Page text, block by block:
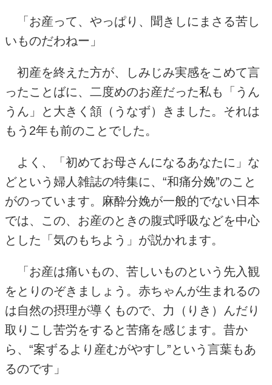
「お産って、やっぱり、聞きしにまさる苦し
いものだわねー」
初産を終えた方が、しみじみ実感をこめて言
ったことばに、二度めのお産だった私も「うん
うん」と大きく頷（うなず）きました。それは
もう 2年も前のことでした。
よく、「初めてお母さんになるあなたに」な
どという婦人雑誌の特集に、“和痛分娩”のこと
がのっています。麻酔分娩が一般的でない日本
では、この、お産のときの腹式呼吸などを中心
とした「気のもちよう」が説かれます。
「お産は痛いもの、苦しいものという先入観
をとりのぞきましょう。赤ちゃんが生まれるの
は自然の摂理が導くもので、力（りき）んだり
取りこし苦労をすると苦痛を感じます。昔か
ら、“案ずるより産むがやすし”という言葉もあ
るのです」